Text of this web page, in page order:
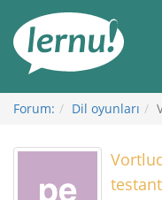
Görüntüleme
Forum: Dil oyunları